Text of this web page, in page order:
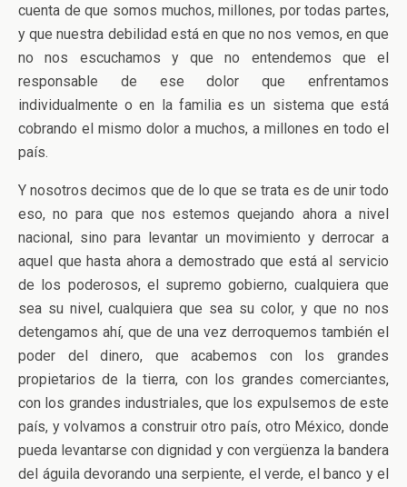
cuenta de que somos muchos, millones, por todas partes,
y que nuestra debilidad está en que no nos vemos, en que
no nos escuchamos y que no entendemos que el
responsable de ese dolor que enfrentamos
individualmente o en la familia es un sistema que está
cobrando el mismo dolor a muchos, a millones en todo el
país.
Y nosotros decimos que de lo que se trata es de unir todo
eso, no para que nos estemos quejando ahora a nivel
nacional, sino para levantar un movimiento y derrocar a
aquel que hasta ahora a demostrado que está al servicio
de los poderosos, el supremo gobierno, cualquiera que
sea su nivel, cualquiera que sea su color, y que no nos
detengamos ahí, que de una vez derroquemos también el
poder del dinero, que acabemos con los grandes
propietarios de la tierra, con los grandes comerciantes,
con los grandes industriales, que los expulsemos de este
país, y volvamos a construir otro país, otro México, donde
pueda levantarse con dignidad y con vergüenza la bandera
del águila devorando una serpiente, el verde, el banco y el